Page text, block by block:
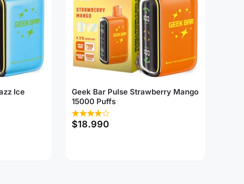
Ice
Geek Bar Pulse Strawberry Mango
15000 Puffs
$18.990